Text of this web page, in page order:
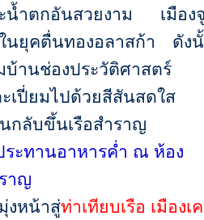
น้ำตกอันสวยงาม เมือง
นยุคตื่นทองอลาสก้า ดัง
บ้านช่องประวัติศาสตร์
เปี่ยมไปด้วยสีสันสดใส
กลับขึ้นเรือสำราญ
ระทานอาหารค่ำ ณ ห้อง
าญ
งหน้าสู่ท่าเทียบเรือ เมืองเ